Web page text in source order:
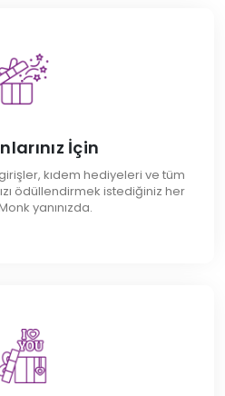
İçin
kıdem hediyeleri ve tüm
ödüllendirmek istediğiniz her
yanınızda.